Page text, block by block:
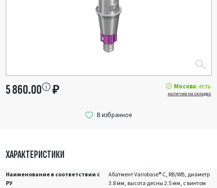
ХАРАКТЕРИСТИКИ
Наименование в соответствии с
РУ
Абатмент Variobase® C, RB/WB, диаметр
3.8 мм, высота десны 2.5 мм, с винтом
5 860.00 ₽ Москва: есть
наличие на складах